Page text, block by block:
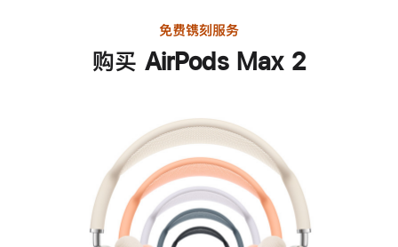
免费镌刻服务
购买 AirPods Max 2